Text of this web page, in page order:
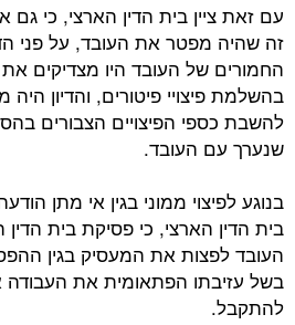
עם זאת ציין בית הדין הארצי, כי
זה שהיה מפטר את העובד, על פני
החמורים של העובד היו מצדיקים
בהשלמת פיצויי פיטורים, והדיון
להשבת כספי הפיצויים הצבורים
שנערך עם העובד.
בנוגע לפיצוי ממוני בגין אי מתן
בית הדין הארצי, כי פסיקת בית הדין
העובד לפצות את המעסיק בגין
בשל עזיבתו הפתאומית את העבודה
להתקבל.